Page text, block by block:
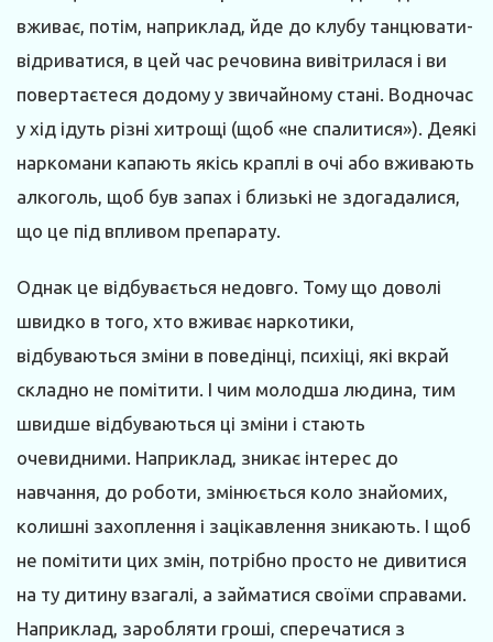
вживає, потім, наприклад, йде до клубу танцювати-
відриватися, в цей час речовина вивітрилася і ви
повертаєтеся додому у звичайному стані. Водночас
у хід ідуть різні хитрощі (щоб «не спалитися»). Деякі
наркомани капають якісь краплі в очі або вживають
алкоголь, щоб був запах і близькі не здогадалися,
що це під впливом препарату.
Однак це відбувається недовго. Тому що доволі
швидко в того, хто вживає наркотики,
відбуваються зміни в поведінці, психіці, які вкрай
складно не помітити. І чим молодша людина, тим
швидше відбуваються ці зміни і стають
очевидними. Наприклад, зникає інтерес до
навчання, до роботи, змінюється коло знайомих,
колишні захоплення і зацікавлення зникають. І щоб
не помітити цих змін, потрібно просто не дивитися
на ту дитину взагалі, а займатися своїми справами.
Наприклад, заробляти гроші, сперечатися з